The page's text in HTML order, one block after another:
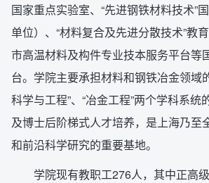
国家重点实验室、“先进钢铁材料技术”
单位）、“材料复合及先进分散技术”教
市高温材料及构件专业技本服务平台等
台。学院主要承担材料和钢铁冶金领域
科学与工程”、“冶金工程”两个学科系
及博士后阶梯式人才培养，是上海乃至
和前沿科学研究的重要基地。
学院现有教职工276人，其中正高